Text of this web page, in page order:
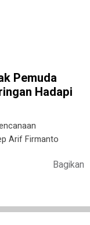
Pemuda
Hadapi
Arif Firmanto
Bagikan